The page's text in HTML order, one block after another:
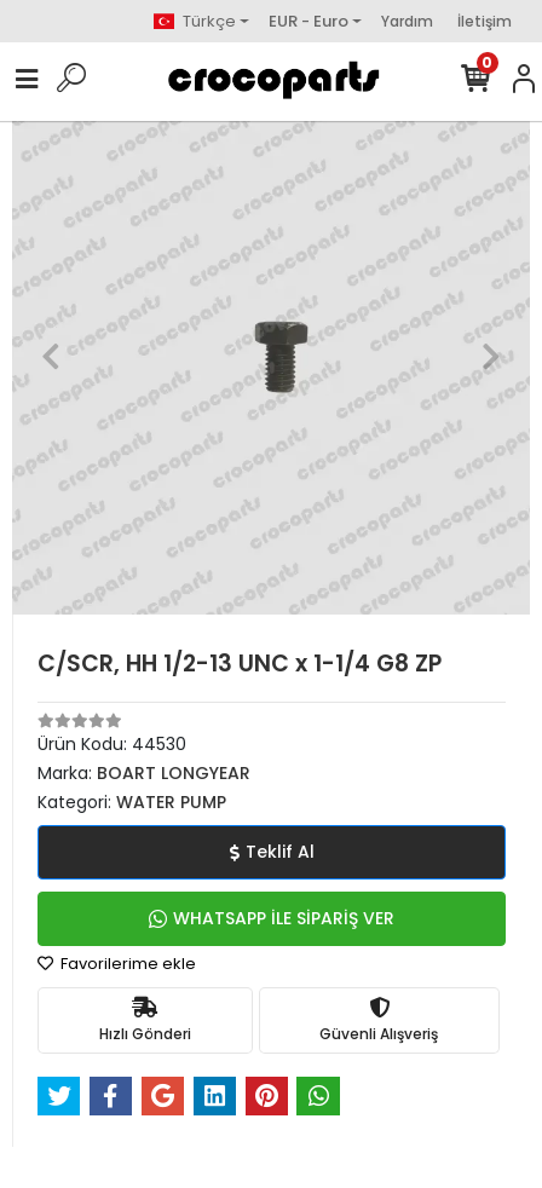
Türkçe EUR - Euro Yardım İletişim
0
C/SCR, HH 1/2-13 UNC x 1-1/4 G8 ZP
Ürün Kodu: 44530
Marka: BOART LONGYEAR
Kategori: WATER PUMP
Teklif Al
WHATSAPP İLE SİPARİŞ VER
Favorilerime ekle
Hızlı Gönderi Güvenli Alışveriş